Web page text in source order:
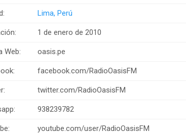
Lima, Perú
1 de enero de 2010
Web: oasis.pe
facebook.com/RadioOasisFM
twitter.com/RadioOasisFM
938239782
youtube.com/user/RadioOasisFM